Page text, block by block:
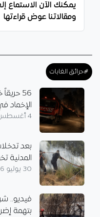
يمكنك الآن الاستماع
ومقالاتنا عوض قراءتها
#حرائق الغابات
الإخماد في 3
4 أغسطس 2026
بعد
المدنية تخمد 34 حريقا
30 يوليو 2026
بتهمة